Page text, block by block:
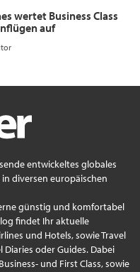
wertet Business Class
auf
entwickeltes globales
diversen europäischen
günstig und komfortabel
findet Ihr aktuelle
und Hotels, sowie Travel
Diaries oder Guides. Dabei
und First Class, sowie